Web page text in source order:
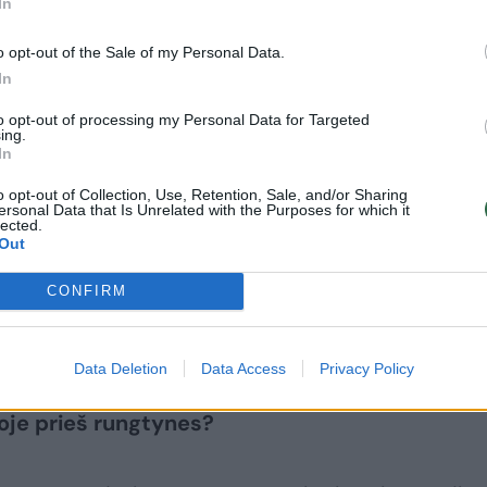
opt-out of the Sale of my Personal Data.
opt-out of processing my Personal Data for Targeted
opt-out of Collection, Use, Retention, Sale, and/or Sharing
Data that Is Unrelated with the Purposes for which it
CONFIRM
Data Deletion Data Access Privacy Policy
klubinį turnyrą pirmą kartą po 13 metų.
mintys apie lemiamą dvikovą.
gana ilga. Ankstyvas išvykimas anksti ryte.
aišku, neprideda energijos daug. Įveikėme
pasitreniravome, rytoj dar turime rytinę
rungtynėms.
prieš rungtynes?